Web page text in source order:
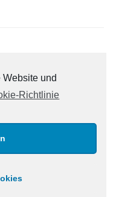
und
Richtlinie